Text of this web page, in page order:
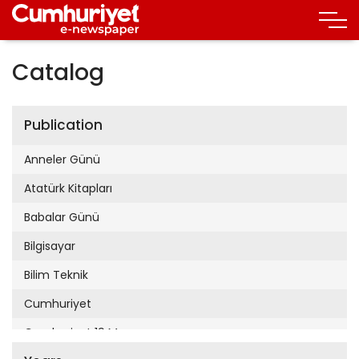
Catalog
Publication
Anneler Günü
Atatürk Kitapları
Babalar Günü
Bilgisayar
Bilim Teknik
Cumhuriyet
Cumhuriyet 19 Mayıs